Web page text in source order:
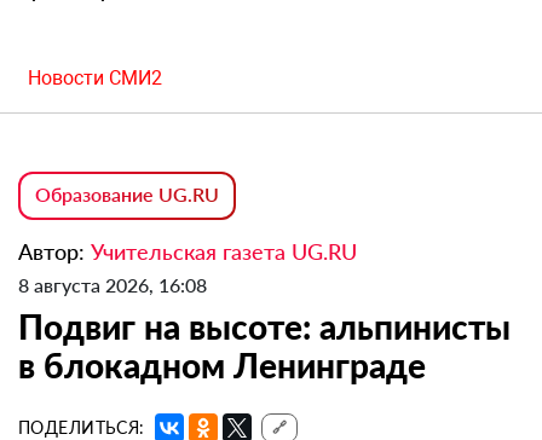
Новости СМИ2
Образование UG.RU
Автор: Учительская газета UG.RU
8 августа 2026, 16:08
Подвиг на высоте: альпинисты
в блокадном Ленинграде
ПОДЕЛИТЬСЯ: 🔗